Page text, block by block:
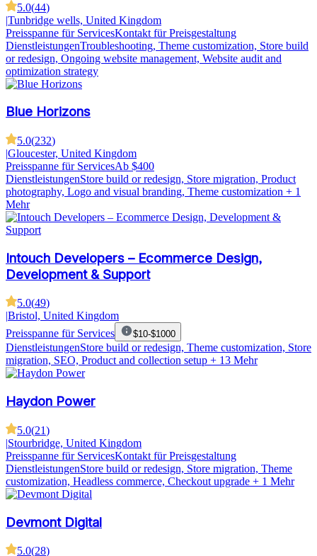
5.0(44)
|Tunbridge wells, United Kingdom
Preisspanne für ServicesKontakt für Preisgestaltung
DienstleistungenTroubleshooting, Theme customization, Store build
or redesign, Ongoing website management, Website audit and
optimization strategy
Blue Horizons
5.0(232)
|Gloucester, United Kingdom
Preisspanne für ServicesAb $400
DienstleistungenStore build or redesign, Store migration, Product
photography, Logo and visual branding, Theme customization + 1
Mehr
Intouch Developers – Ecommerce Design,
Development & Support
5.0(49)
|Bristol, United Kingdom
Preisspanne für Services
$10-$1000
DienstleistungenStore build or redesign, Theme customization, Store
migration, SEO, Product and collection setup + 13 Mehr
Haydon Power
5.0(21)
|Stourbridge, United Kingdom
Preisspanne für ServicesKontakt für Preisgestaltung
DienstleistungenStore build or redesign, Store migration, Theme
customization, Headless commerce, Checkout upgrade + 1 Mehr
Devmont Digital
5.0(28)